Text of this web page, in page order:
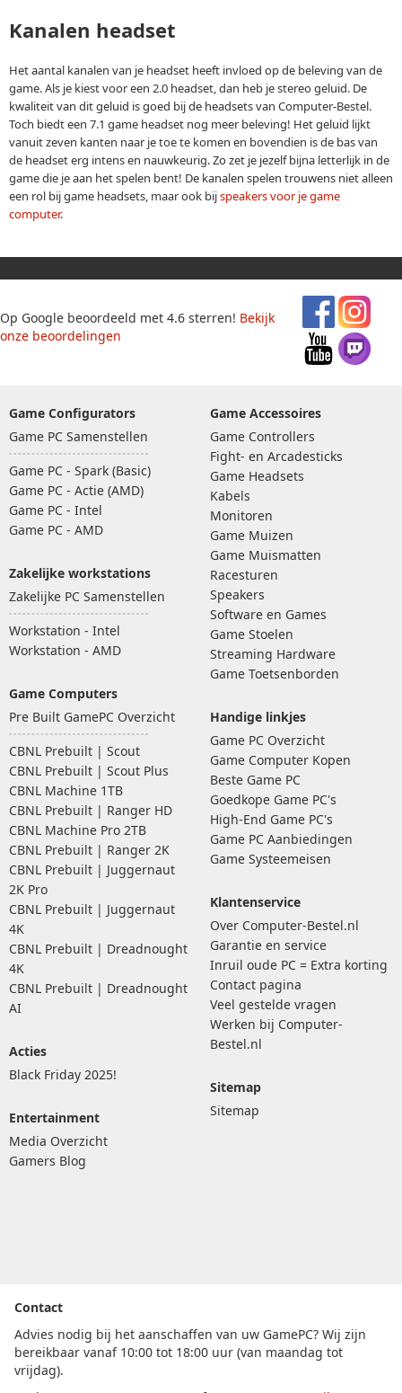
Kanalen headset
Het aantal kanalen van je headset heeft invloed op de beleving van de
game. Als je kiest voor een 2.0 headset, dan heb je stereo geluid. De
kwaliteit van dit geluid is goed bij de headsets van Computer-Bestel.
Toch biedt een 7.1 game headset nog meer beleving! Het geluid lijkt
vanuit zeven kanten naar je toe te komen en bovendien is de bas van
de headset erg intens en nauwkeurig. Zo zet je jezelf bijna letterlijk in de
game die je aan het spelen bent! De kanalen spelen trouwens niet alleen
een rol bij game headsets, maar ook bijspeakers voor je game
computer.
Op Google beoordeeld met 4.6 sterren! Bekijk
onze beoordelingen
Game Configurators
Game PC Samenstellen
Game PC - Spark (Basic)
Game PC - Actie (AMD)
Game PC - Intel
Game PC - AMD
Zakelijke workstations
Zakelijke PC Samenstellen
Workstation - Intel
Workstation - AMD
Game Computers
Pre Built GamePC Overzicht
CBNL Prebuilt | Scout
CBNL Prebuilt | Scout Plus
CBNL Machine 1TB
CBNL Prebuilt | Ranger HD
CBNL Machine Pro 2TB
CBNL Prebuilt | Ranger 2K
CBNL Prebuilt | Juggernaut
2K Pro
CBNL Prebuilt | Juggernaut
4K
CBNL Prebuilt | Dreadnought
4K
CBNL Prebuilt | Dreadnought
AI
Acties
Black Friday 2025!
Entertainment
Media Overzicht
Gamers Blog
Game Accessoires
Game Controllers
Fight- en Arcadesticks
Game Headsets
Kabels
Monitoren
Game Muizen
Game Muismatten
Racesturen
Speakers
Software en Games
Game Stoelen
Streaming Hardware
Game Toetsenborden
Handige linkjes
Game PC Overzicht
Game Computer Kopen
Beste Game PC
Goedkope Game PC's
High-End Game PC's
Game PC Aanbiedingen
Game Systeemeisen
Klantenservice
Over Computer-Bestel.nl
Garantie en service
Inruil oude PC = Extra korting
Contact pagina
Veel gestelde vragen
Werken bij Computer-
Bestel.nl
Sitemap
Sitemap
Contact
Advies nodig bij het aanschaffen van uw GamePC? Wij zijn
bereikbaar vanaf 10:00 tot 18:00 uur (van maandag tot
vrijdag).